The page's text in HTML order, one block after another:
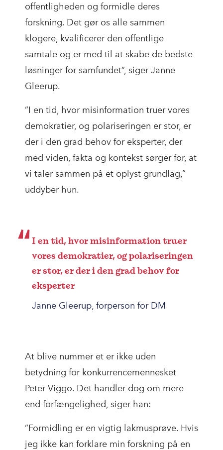
offentligheden og formidle deres
forskning. Det gør os alle sammen
klogere, kvalificerer den offentlige
samtale og er med til at skabe de bedste
løsninger for samfundet”, siger Janne
Gleerup.
”I en tid, hvor misinformation truer vores
demokratier, og polariseringen er stor, er
der i den grad behov for eksperter, der
med viden, fakta og kontekst sørger for, at
vi taler sammen på et oplyst grundlag,”
uddyber hun.
I en tid, hvor misinformation truer
vores demokratier, og polariseringen
er stor, er der i den grad behov for
eksperter
Janne Gleerup, forperson for DM
At blive nummer et er ikke uden
betydning for konkurrencemennesket
Peter Viggo. Det handler dog om mere
end forfængelighed, siger han:
”Formidling er en vigtig lakmusprøve. Hvis
jeg ikke kan forklare min forskning på en